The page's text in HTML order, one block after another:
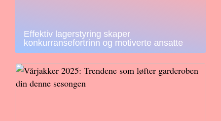
Effektiv lagerstyring skaper
konkurransefortrinn og motiverte ansatte